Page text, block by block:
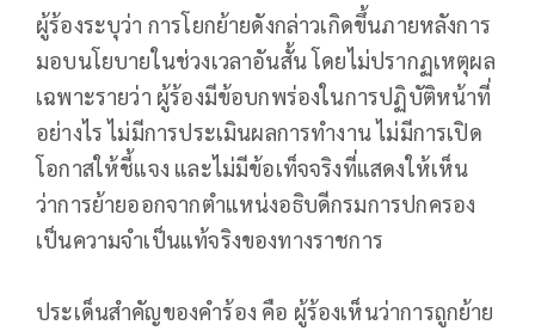
ผู้ร้องระบุว่า การโยกย้ายดังกล่าวเกิดขึ้นภายหลังการ
มอบนโยบายในช่วงเวลาอันสั้น โดยไม่ปรากฏเหตุผล
เฉพาะรายว่า ผู้ร้องมีข้อบกพร่องในการปฏิบัติหน้าที่
อย่างไร ไม่มีการประเมินผลการทำงาน ไม่มีการเปิด
โอกาสให้ชี้แจง และไม่มีข้อเท็จจริงที่แสดงให้เห็น
ว่าการย้ายออกจากตำแหน่งอธิบดีกรมการปกครอง
เป็นความจำเป็นแท้จริงของทางราชการ
ประเด็นสำคัญของคำร้อง คือ ผู้ร้องเห็นว่าการถูกย้าย